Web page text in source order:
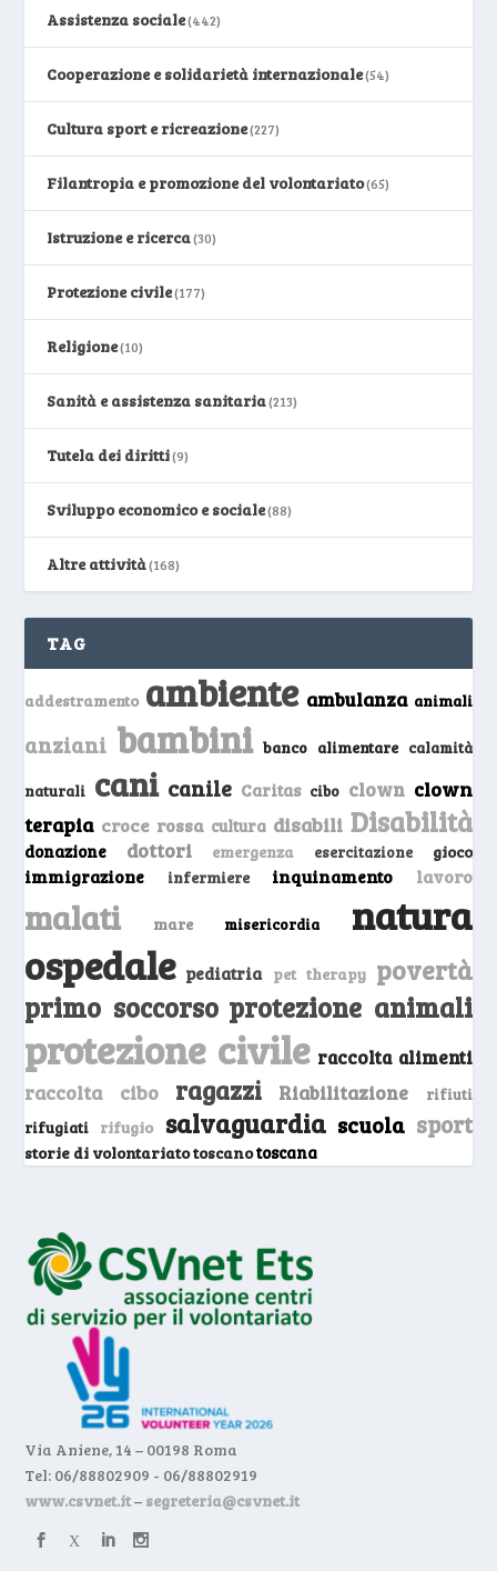
Assistenza sociale(442)
Cooperazione e solidarietà internazionale(54)
Cultura sport e ricreazione(227)
Filantropia e promozione del volontariato(65)
Istruzione e ricerca(30)
Protezione civile(177)
Religione(10)
Sanità e assistenza sanitaria(213)
Tutela dei diritti(9)
Sviluppo economico e sociale(88)
Altre attività(168)
TAG
addestramento ambiente ambulanza animali
anziani bambini banco alimentare calamità
naturali cani canile Caritas cibo clown clown
terapia croce rossa cultura disabili Disabilità
donazione dottori emergenza esercitazione gioco
immigrazione infermiere inquinamento lavoro
malati mare misericordia natura
ospedale pediatria pet therapy povertà
primo soccorso protezione animali
protezione civile raccolta alimenti
raccolta cibo ragazzi Riabilitazione
rifiuti
rifugiati
rifugio salvaguardia scuola sport
storie di volontariato toscanotoscana
Via Aniene, 14 – 00198 Roma
Tel: 06/88802909 - 06/88802919
www.csvnet.it– segreteria@csvnet.it